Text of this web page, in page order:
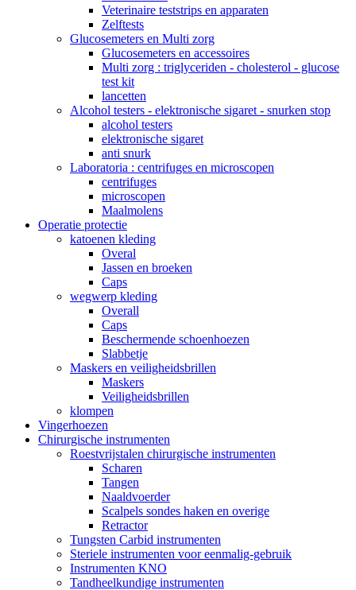
Veterinaire teststrips en apparaten
Zelftests
Glucosemeters en Multi zorg
Glucosemeters en accessoires
Multi zorg : triglyceriden - cholesterol - glucose
test kit
lancetten
Alcohol testers - elektronische sigaret - snurken stop
alcohol testers
elektronische sigaret
anti snurk
Laboratoria : centrifuges en microscopen
centrifuges
microscopen
Maalmolens
Operatie protectie
katoenen kleding
Overal
Jassen en broeken
Caps
wegwerp kleding
Overall
Caps
Beschermende schoenhoezen
Slabbetje
Maskers en veiligheidsbrillen
Maskers
Veiligheidsbrillen
klompen
Vingerhoezen
Chirurgische instrumenten
Roestvrijstalen chirurgische instrumenten
Scharen
Tangen
Naaldvoerder
Scalpels sondes haken en overige
Retractor
Tungsten Carbid instrumenten
Steriele instrumenten voor eenmalig-gebruik
Instrumenten KNO
Tandheelkundige instrumenten